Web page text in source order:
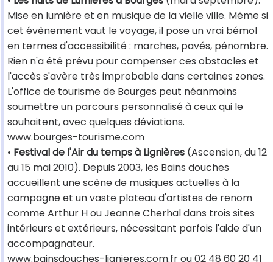
Mise en lumière et en musique de la vielle ville. Même si
cet évènement vaut le voyage, il pose un vrai bémol
en termes d'accessibilité : marches, pavés, pénombre.
Rien n'a été prévu pour compenser ces obstacles et
l'accès s'avère très improbable dans certaines zones.
L'office de tourisme de Bourges peut néanmoins
soumettre un parcours personnalisé à ceux qui le
souhaitent, avec quelques déviations.
www.bourges-tourisme.com
• Festival de l'Air du temps à Lignières (Ascension, du 12
au 15 mai 2010). Depuis 2003, les Bains douches
accueillent une scène de musiques actuelles à la
campagne et un vaste plateau d'artistes de renom
comme Arthur H ou Jeanne Cherhal dans trois sites
intérieurs et extérieurs, nécessitant parfois l'aide d'un
accompagnateur.
www.bainsdouches-lignieres.com.fr ou 02 48 60 20 41